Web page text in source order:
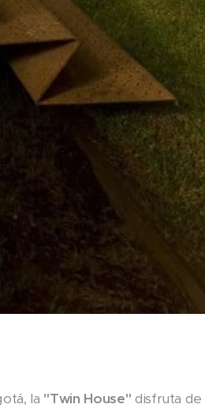
la "Twin House" disfruta de